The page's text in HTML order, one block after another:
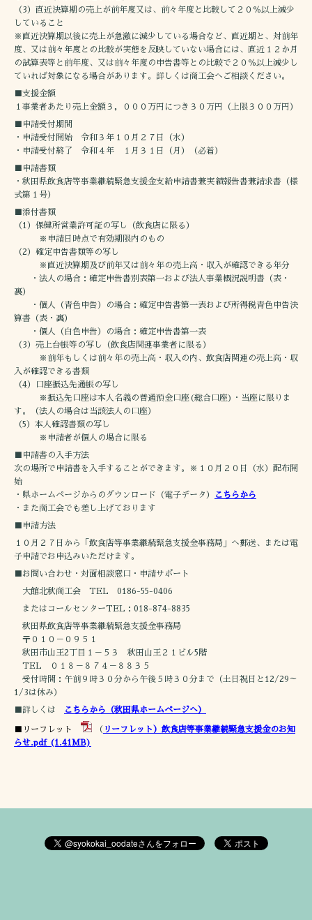
（3）直近決算期の売上が前年度又は、前々年度と比較して２０％以上減少
していること
※直近決算期以後に売上が急激に減少している場合など、直近期と、対前年
度、又は前々年度との比較が実態を反映していない場合には、直近１２か月
の試算表等と前年度、又は前々年度の申告書等との比較で２０％以上減少し
ていれば対象になる場合があります。詳しくは商工会へご相談ください。
■支援金額
１事業者あたり売上金額３，０００万円につき３０万円（上限３００万円）
■申請受付期間
・申請受付開始 令和３年１０月２７日（水）
・申請受付終了 令和４年 １月３１日（月）（必着）
■申請書類
・秋田県飲食店等事業継続緊急支援金支給申請書兼実績報告書兼請求書（様
式第１号）
■添付書類
（1）保健所営業許可証の写し（飲食店に限る）
※申請日時点で有効期限内のもの
（2）確定申告書類等の写し
※直近決算期及び前年又は前々年の売上高・収入が確認できる年分
・法人の場合：確定申告書別表第一および法人事業概況説明書（表・
裏）
・個人（青色申告）の場合：確定申告書第一表および所得税青色申告決
算書（表・裏）
・個人（白色申告）の場合：確定申告書第一表
（3）売上台帳等の写し（飲食店関連事業者に限る）
※前年もしくは前々年の売上高・収入の内、飲食店関連の売上高・収
入が確認できる書類
（4）口座振込先通帳の写し
※振込先口座は本人名義の普通預金口座(総合口座)・当座に限りま
す。（法人の場合は当該法人の口座）
（5）本人確認書類の写し
※申請者が個人の場合に限る
■申請書の入手方法
次の場所で申請書を入手することができます。※１０月２０日（水）配布開
始
・県ホームページからのダウンロード（電子データ）
こちらから
・また商工会でも差し上げております
■申請方法
１０月２７日から「飲食店等事業継続緊急支援金事務局」へ郵送、または電
子申請でお申込みいただけます。
■お問い合わせ・対面相談窓口・申請サポート
大館北秋商工会 TEL 0186-55-0406
またはコールセンターTEL：018-874-8835
秋田県飲食店等事業継続緊急支援金事務局
〒０１０－０９５１
秋田市山王2丁目１－５３ 秋田山王２１ビル5階
TEL ０１８－８７４－８８３５
受付時間：午前９時３０分から午後５時３０分まで（土日祝日と12/29～
1/3は休み）
■詳しくは こちらから（秋田県ホームページへ）
■リーフレット （ リーフレット）飲食店等事業継続緊急支援金のお知
らせ.pdf(1.41MB)